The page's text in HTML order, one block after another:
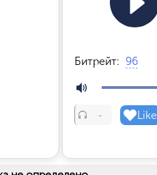
Битрейт: 96
- Like